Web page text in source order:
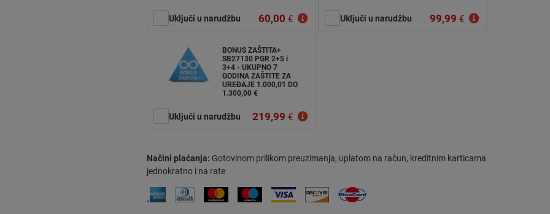
Uključi u narudžbu 60,00 € Uključi u narudžbu 99,99 €
BONUS ZAŠTITA+
SB27130 PGR 2+5 i
3+4 - UKUPNO 7
GODINA ZAŠTITE ZA
UREĐAJE 1.000,01 DO
1.300,00 €
Uključi u narudžbu 219,99 €
Načini plaćanja: Gotovinom prilikom preuzimanja, uplatom na račun, kreditnim karticama
jednokratno i na rate